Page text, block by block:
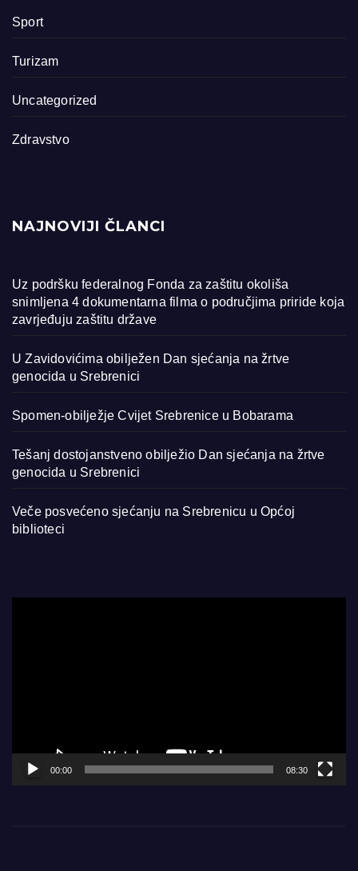
Sport
Turizam
Uncategorized
Zdravstvo
NAJNOVIJI ČLANCI
Uz podršku federalnog Fonda za zaštitu okoliša
snimljena 4 dokumentarna filma o područjima priride koja
zavrjeđuju zaštitu države
U Zavidovićima obilježen Dan sjećanja na žrtve
genocida u Srebrenici
Spomen-obilježje Cvijet Srebrenice u Bobarama
Tešanj dostojanstveno obilježio Dan sjećanja na žrtve
genocida u Srebrenici
Veče posvećeno sjećanju na Srebrenicu u Općoj
biblioteci
00:00 08:30